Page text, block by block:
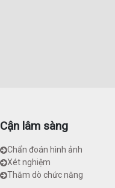
Cận lâm sàng
Chẩn đoán hình ảnh
Xét nghiệm
Thăm dò chức năng